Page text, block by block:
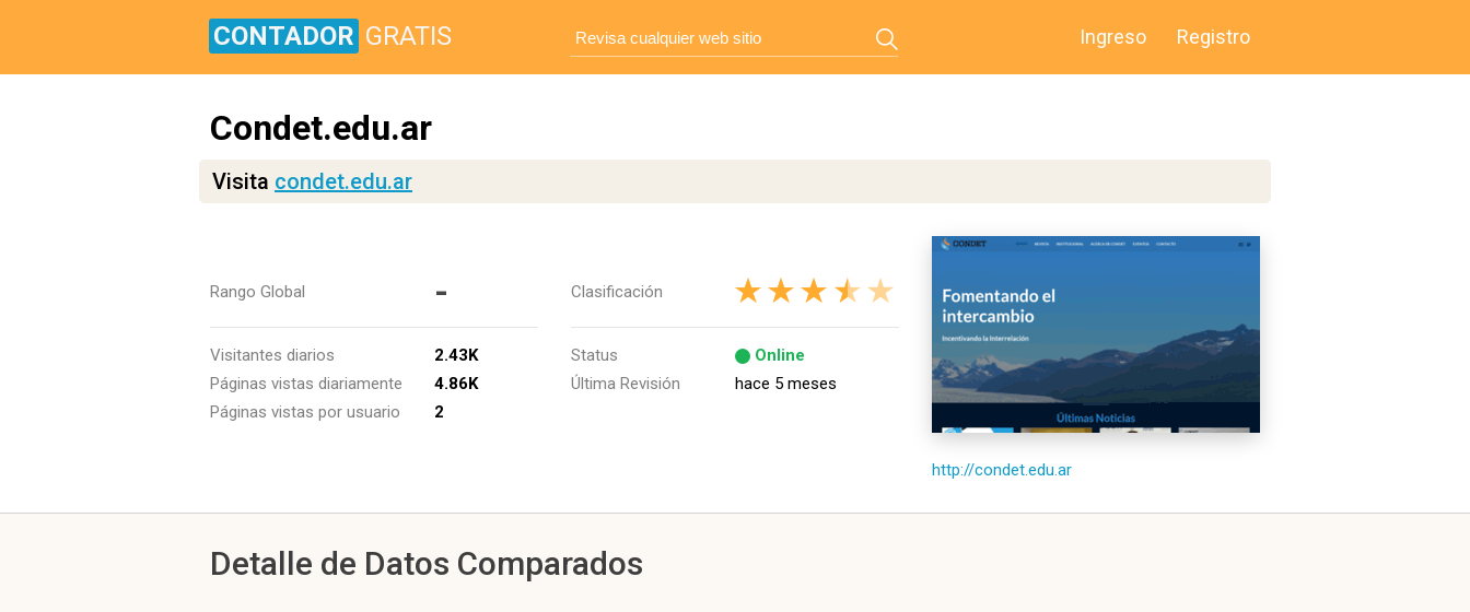
CONTADOR GRATIS Ingreso Registro
Condet.edu.ar
Visita condet.edu.ar
Rango Global -
Visitantes diarios
2.43K
Páginas vistas diariamente
4.86K
Páginas vistas por usuario
2
Clasificación
Status
Online
Última Revisión
hace 5 meses
http://condet.edu.ar
Detalle de Datos Comparados